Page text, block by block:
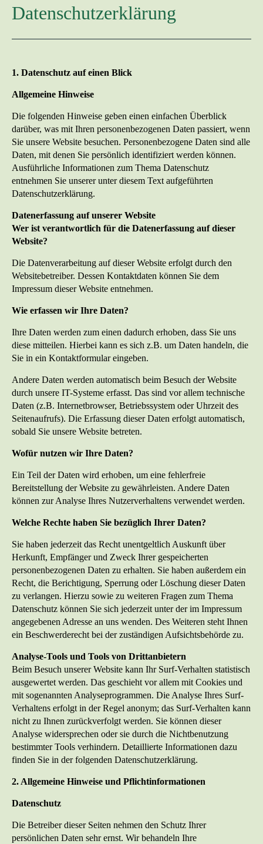
Datenschutzerklärung
1. Datenschutz auf einen Blick
Allgemeine Hinweise
Die folgenden Hinweise geben einen einfachen Überblick
darüber, was mit Ihren personenbezogenen Daten passiert, wenn
Sie unsere Website besuchen. Personenbezogene Daten sind alle
Daten, mit denen Sie persönlich identifiziert werden können.
Ausführliche Informationen zum Thema Datenschutz
entnehmen Sie unserer unter diesem Text aufgeführten
Datenschutzerklärung.
Datenerfassung auf unserer Website
Wer ist verantwortlich für die Datenerfassung auf dieser
Website?
Die Datenverarbeitung auf dieser Website erfolgt durch den
Websitebetreiber. Dessen Kontaktdaten können Sie dem
Impressum dieser Website entnehmen.
Wie erfassen wir Ihre Daten?
Ihre Daten werden zum einen dadurch erhoben, dass Sie uns
diese mitteilen. Hierbei kann es sich z.B. um Daten handeln, die
Sie in ein Kontaktformular eingeben.
Andere Daten werden automatisch beim Besuch der Website
durch unsere IT-Systeme erfasst. Das sind vor allem technische
Daten (z.B. Internetbrowser, Betriebssystem oder Uhrzeit des
Seitenaufrufs). Die Erfassung dieser Daten erfolgt automatisch,
sobald Sie unsere Website betreten.
Wofür nutzen wir Ihre Daten?
Ein Teil der Daten wird erhoben, um eine fehlerfreie
Bereitstellung der Website zu gewährleisten. Andere Daten
können zur Analyse Ihres Nutzerverhaltens verwendet werden.
Welche Rechte haben Sie bezüglich Ihrer Daten?
Sie haben jederzeit das Recht unentgeltlich Auskunft über
Herkunft, Empfänger und Zweck Ihrer gespeicherten
personenbezogenen Daten zu erhalten. Sie haben außerdem ein
Recht, die Berichtigung, Sperrung oder Löschung dieser Daten
zu verlangen. Hierzu sowie zu weiteren Fragen zum Thema
Datenschutz können Sie sich jederzeit unter der im Impressum
angegebenen Adresse an uns wenden. Des Weiteren steht Ihnen
ein Beschwerderecht bei der zuständigen Aufsichtsbehörde zu.
Analyse-Tools und Tools von Drittanbietern
Beim Besuch unserer Website kann Ihr Surf-Verhalten statistisch
ausgewertet werden. Das geschieht vor allem mit Cookies und
mit sogenannten Analyseprogrammen. Die Analyse Ihres Surf-
Verhaltens erfolgt in der Regel anonym; das Surf-Verhalten kann
nicht zu Ihnen zurückverfolgt werden. Sie können dieser
Analyse widersprechen oder sie durch die Nichtbenutzung
bestimmter Tools verhindern. Detaillierte Informationen dazu
finden Sie in der folgenden Datenschutzerklärung.
2. Allgemeine Hinweise und Pflichtinformationen
Datenschutz
Die Betreiber dieser Seiten nehmen den Schutz Ihrer
persönlichen Daten sehr ernst. Wir behandeln Ihre